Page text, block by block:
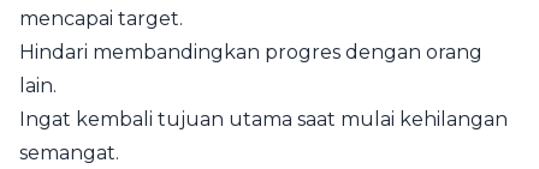
mencapai target.
Hindari membandingkan progres dengan orang
lain.
Ingat kembali tujuan utama saat mulai kehilangan
semangat.